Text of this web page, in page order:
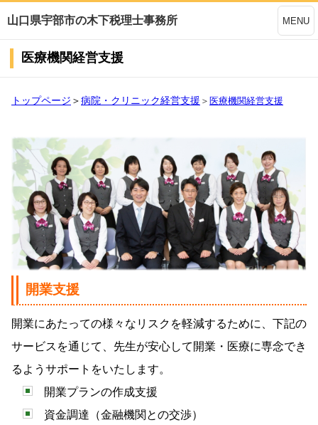
山口県宇部市の木下税理士事務所 MENU
医療機関経営支援
トップページ ＞病院・クリニック経営支援 ＞ 医療機関経営支援
開業支援
開業にあたっての様々なリスクを軽減するために、下記の
サービスを通じて、先生が安心して開業・医療に専念でき
るようサポートをいたします。
開業プランの作成支援
資金調達（金融機関との交渉）